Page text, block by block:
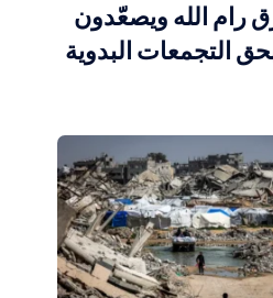
رام الله ويصعّدون
التجمعات البدوية